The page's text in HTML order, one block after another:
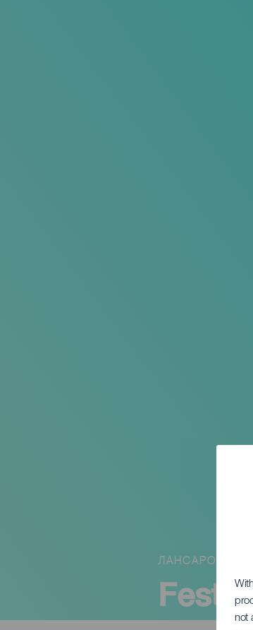
not
ЛАНСАРОТЕ